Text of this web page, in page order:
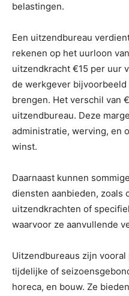
belastingen.
Een uitzendbureau
rekenen op het uurloon
uitzendkracht €15 per uur
de werkgever
brengen. Het verschil van
uitzendbureau. Deze
administratie, werving, en
winst.
Daarnaast kunnen
diensten aanbieden, zoals
uitzendkrachten of
waarvoor ze aanvullende
Uitzendbureaus zijn
tijdelijke of
horeca, en bouw. Ze